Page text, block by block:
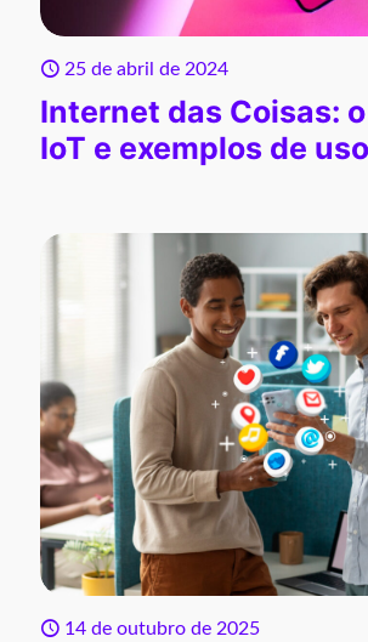
25 de abril de 2024
Internet das Coisas:
IoT e exemplos de uso
14 de outubro de 2025